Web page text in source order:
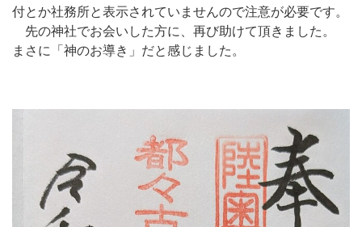
付とか社務所と表示されていませんので注意が必要です。
先の神社でお会いした方に、再び助けて頂きました。
まさに「神のお導き」だと感じました。